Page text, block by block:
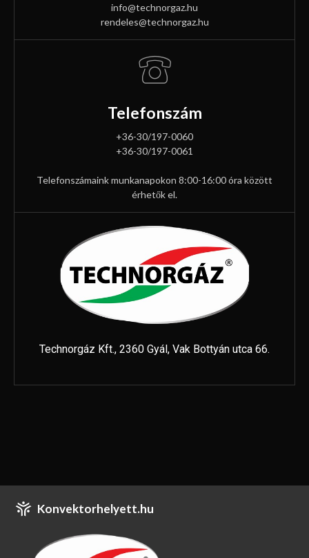
info@technorgaz.hu
rendeles@technorgaz.hu
Telefonszám
+36-30/197-0060
+36-30/197-0061
Telefonszámaink munkanapokon 8:00-16:00 óra között
érhetők el.
Technorgáz Kft., 2360 Gyál, Vak Bottyán utca 66.
Konvektorhelyett.hu